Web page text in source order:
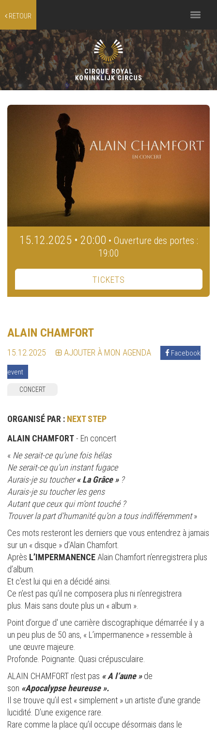
RETOUR
Toggle
navigation
15.12.2025 • 20:00 • Ouverture des portes :
19:00
TICKETS
ALAIN CHAMFORT
15.12.2025 AJOUTER À MON AGENDA Facebook
event
CONCERT
ORGANISÉ PAR : NEXT STEP
ALAIN CHAMFORT- En concert
« Ne serait-ce qu’une fois hélas
Ne serait-ce qu’un instant fugace
Aurais-je su toucher« La Grâce » ?
Aurais-je su toucher les gens
Autant que ceux qui m’ont touché ?
Trouver la part d’humanité qu’on a tous indifféremment»
Ces mots resteront les derniers que vous entendrez à jamais
sur un « disque » d’Alain Chamfort.
Après L’IMPERMANENCE Alain Chamfort n’enregistrera plus
d’album.
Et c’est lui qui en a décidé ainsi.
Ce n’est pas qu’il ne composera plus ni n’enregistrera
plus. Mais sans doute plus un « album ».
Point d’orgue d' une carrière discographique démarrée il y a
un peu plus de 50 ans, « L’impermanence » ressemble à
une œuvre majeure.
Profonde. Poignante. Quasi crépusculaire.
ALAIN CHAMFORT n'est pas « A l’aune »de
son «Apocalypse heureuse ».
Il se trouve qu’il est « simplement » un artiste d’une grande
lucidité. D’une exigence rare.
Rare comme la place qu’il occupe désormais dans le